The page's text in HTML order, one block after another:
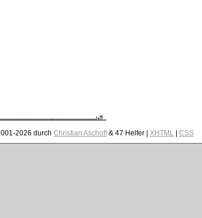
2026 durch Christian Aschoff& 47 Helfer | XHTML| CSS